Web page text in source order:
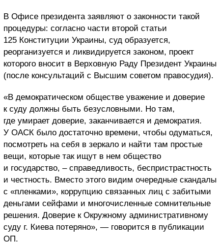
В Офисе президента заявляют о законности такой
процедуры: согласно части второй статьи
125 Конституции Украины, суд образуется,
реорганизуется и ликвидируется законом, проект
которого вносит в Верховную Раду Президент Украины
(после консультаций с Высшим советом правосудия).
«В демократическом обществе уважение и доверие
к суду должны быть безусловными. Но там,
где умирает доверие, заканчивается и демократия.
У ОАСК было достаточно времени, чтобы одуматься,
посмотреть на себя в зеркало и найти там простые
вещи, которые так ищут в нем общество
и государство, – справедливость, беспристрастность
и честность. Вместо этого видим очередные скандалы
с «пленками», коррупцию связанных лиц с забитыми
деньгами сейфами и многочисленные сомнительные
решения. Доверие к Окружному административному
суду г. Киева потеряно», — говорится в публикации
ОП.